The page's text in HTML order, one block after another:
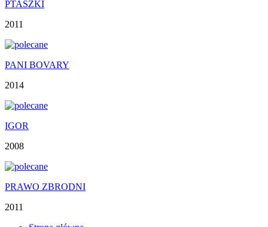
PTASZKI
2011
PANI BOVARY
2014
IGOR
2008
PRAWO ZBRODNI
2011